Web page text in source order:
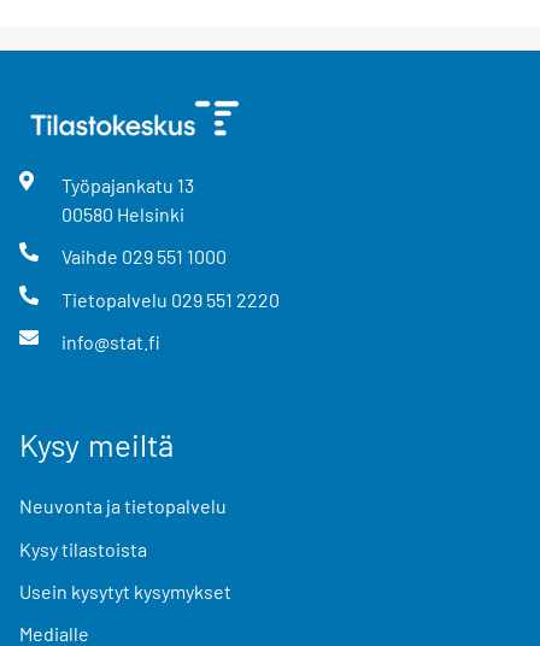
Työpajankatu 13
00580 Helsinki
Vaihde 029 551 1000
Tietopalvelu 029 551 2220
info@stat.fi
Kysy meiltä
Neuvonta ja tietopalvelu
Kysy tilastoista
Usein kysytyt kysymykset
Medialle